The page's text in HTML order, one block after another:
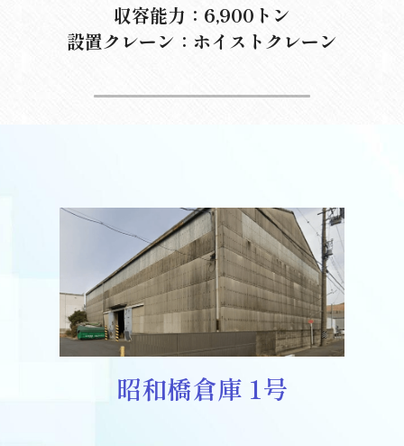
収容能力：6,900トン
設置クレーン：ホイストクレーン
昭和橋倉庫 1号